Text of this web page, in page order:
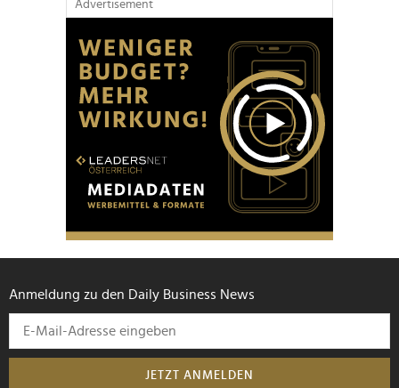
Advertisement
Anmeldung zu den Daily Business News
JETZT ANMELDEN